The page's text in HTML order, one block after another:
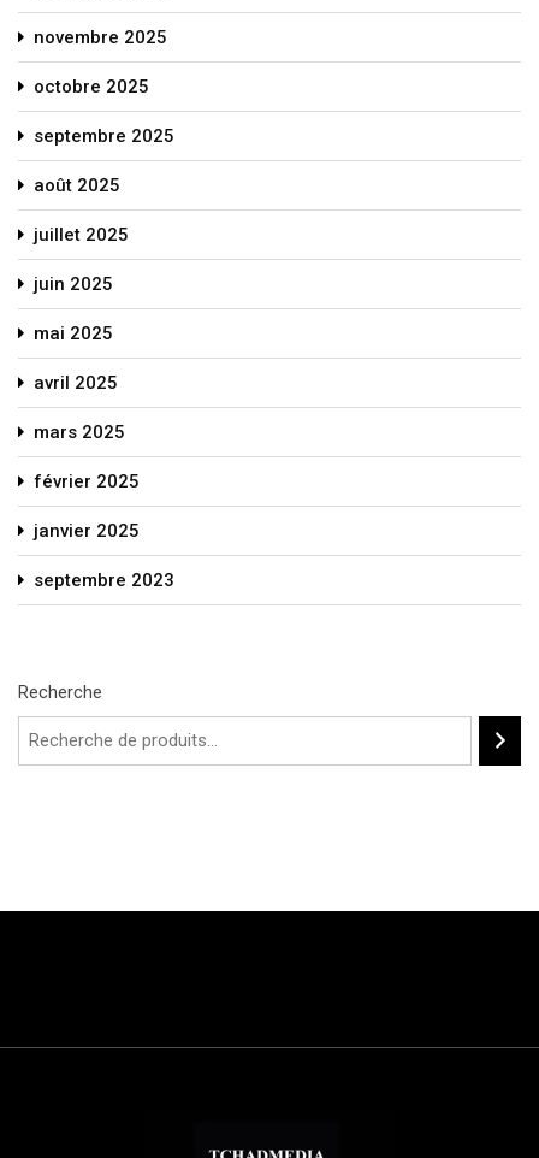
novembre 2025
octobre 2025
septembre 2025
août 2025
juillet 2025
juin 2025
mai 2025
avril 2025
mars 2025
février 2025
janvier 2025
septembre 2023
Recherche